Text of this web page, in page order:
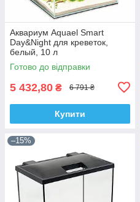
Аквариум Aquael Smart
Day&Night для креветок,
белый, 10 л
Готово до відправки
5 432,80 ₴ 6 791 ₴
Купити
–15%